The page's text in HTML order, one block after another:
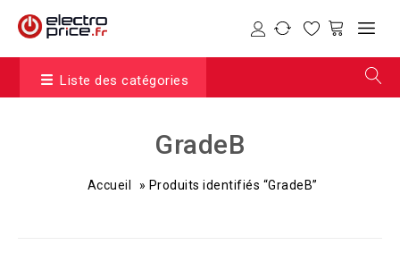
Liste des catégories
GradeB
Accueil » Produits identifiés “GradeB”